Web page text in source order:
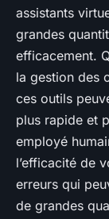
assistants
grandes
efficacement.
la gestion des
ces outils
plus rapide et
employé
l’efficacité de
erreurs qui
de grandes